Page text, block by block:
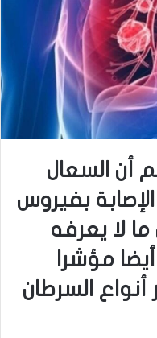
أن السعال
بفيروس
ما لا يعرفه
مؤشرا
أنواع السرطان